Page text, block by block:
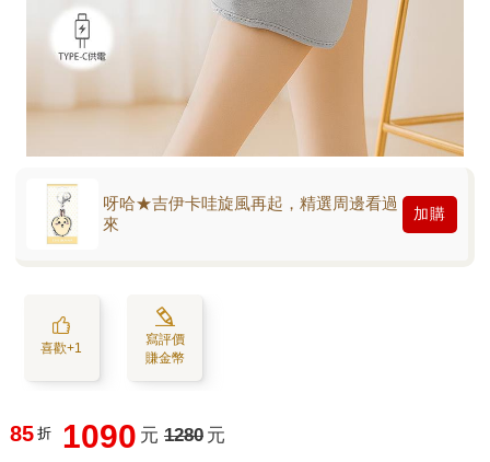
呀哈★吉伊卡哇旋風再起，精選周邊看過
來
加購
喜歡+1
寫評價
賺金幣
85 折 1090 元 1280 元